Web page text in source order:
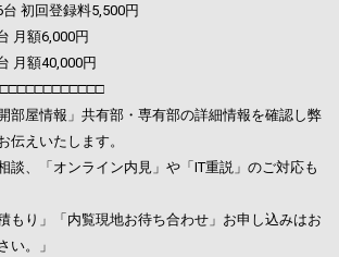
回登録料5,500円
額6,000円
額40,000円
部屋情報」共有部・専有部の詳細情報を確認し弊
伝えいたします。
談、「オンライン内見」や「IT重説」のご対応も
もり」「内覧現地お待ち合わせ」お申し込みはお
い。」